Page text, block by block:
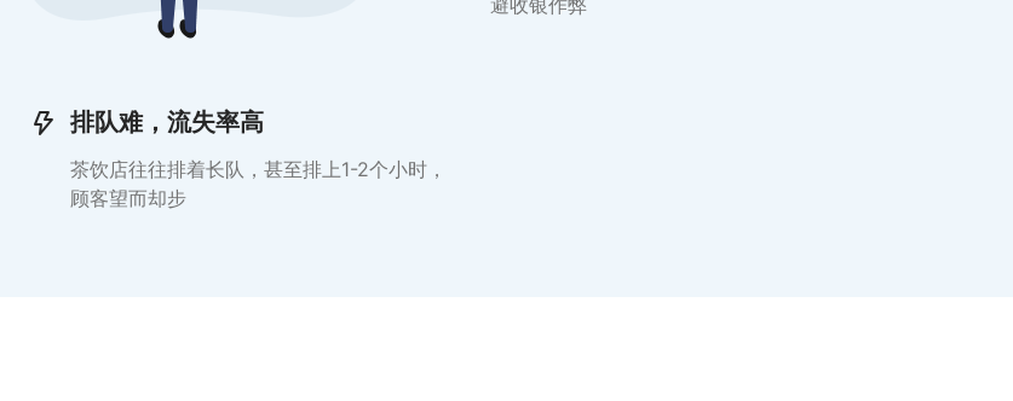
避收银作弊
排队难，流失率高
茶饮店往往排着长队，甚至排上1-2个小时，
顾客望而却步